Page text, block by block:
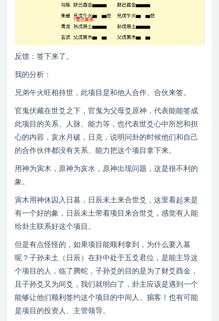
反馈：签下来了。
我的分析：
兄弟午火旺相持世，此项目是和他人合作、合伙来签。
官鬼伏藏在世爻之下，官鬼为父母爻原神，代表能能签成
此项目的关系、人脉、能力等，也代表世爻心中所想和担
心的内容，亥水月破，日克，说明问卦的时候他们和自己
的合作伙伴都没有关系、能力把这个项目拿下来。
用神为寅木，原神为亥水，原神出现问题，这是很不利的
象。
寅木用神休囚入日墓，日辰未土来合世爻，这里看起来是
有一个好的象，日辰未土带着项目来合世爻，感觉有人能
给卦主联系好这个项目。
但是有点怪怪的，如果项目能顺利拿到，为什么要入墓
呢？子孙未土（日辰）在卦中处于五爻君位，是能主导这
个项目的人，临了腾蛇，子孙爻的目的是为了财爻酉金，
且子孙爻又为间爻，我们就明白了，卦主应该是遇到一个
能够让他们顺利签约这个项目的中间人、掮客！也有可能
是项目的投资人、主管领导。